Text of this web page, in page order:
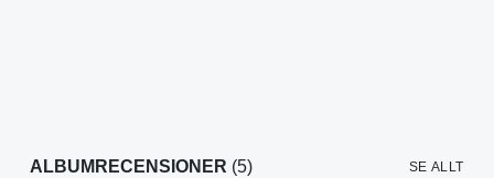
ALBUMRECENSIONER (5) SE ALLT